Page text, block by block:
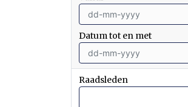
Datum tot en met
Raadsleden